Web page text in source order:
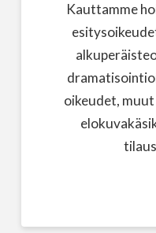
Kauttamme
oikeudet,